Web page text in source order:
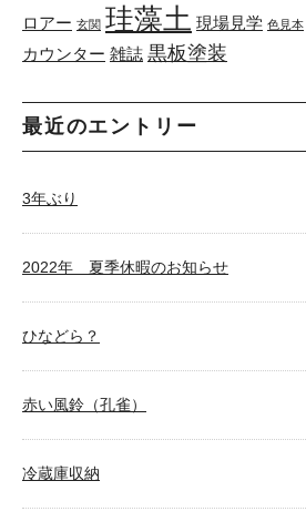
ロアー 玄関 珪藻土 現場見学 色見本
カウンター 雑誌 黒板塗装
最近のエントリー
3年ぶり
2022年 夏季休暇のお知らせ
ひなどら？
赤い風鈴（孔雀）
冷蔵庫収納